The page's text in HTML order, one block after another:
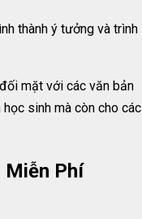
thành ý tưởng và trình
mặt với các văn bản
sinh mà còn cho các
Miễn Phí